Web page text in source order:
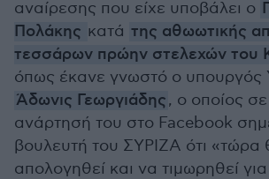
αναίρεσης που είχε υποβάλει ο
Πολάκης κατά της αθωωτικής
τεσσάρων πρώην στελεχών
όπως έκανε γνωστό ο υπουργός
Άδωνις Γεωργιάδης, ο οποίος
ανάρτησή του στο Facebook
βουλευτή του ΣΥΡΙΖΑ ότι «τώρα
απολογηθεί και να τιμωρηθεί για